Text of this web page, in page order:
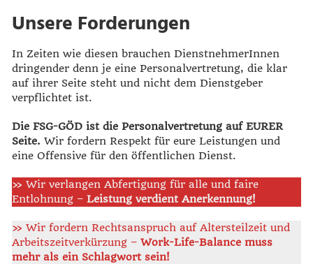
Unsere Forderungen
In Zeiten wie diesen brauchen DienstnehmerInnen
dringender denn je eine Personalvertretung, die klar
auf ihrer Seite steht und nicht dem Dienstgeber
verpflichtet ist.
Die FSG-GÖD ist die Personalvertretung auf EURER
Seite. Wir fordern Respekt für eure Leistungen und
eine Offensive für den öffentlichen Dienst.
» Wir verlangen Abfertigung für alle und faire
Entlohnung – Leistung verdient Anerkennung!
» Wir fordern Rechtsanspruch auf Altersteilzeit und
Arbeitszeitverkürzung – Work-Life-Balance muss
mehr als ein Schlagwort sein!